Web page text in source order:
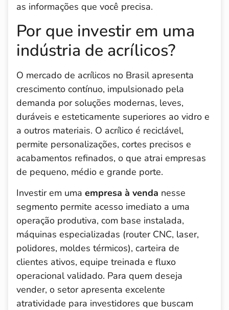
as informações que você precisa.
Por que investir em uma
indústria de acrílicos?
O mercado de acrílicos no Brasil apresenta
crescimento contínuo, impulsionado pela
demanda por soluções modernas, leves,
duráveis e esteticamente superiores ao vidro e
a outros materiais. O acrílico é reciclável,
permite personalizações, cortes precisos e
acabamentos refinados, o que atrai empresas
de pequeno, médio e grande porte.
Investir em uma empresa à venda nesse
segmento permite acesso imediato a uma
operação produtiva, com base instalada,
máquinas especializadas (router CNC, laser,
polidores, moldes térmicos), carteira de
clientes ativos, equipe treinada e fluxo
operacional validado. Para quem deseja
vender, o setor apresenta excelente
atratividade para investidores que buscam